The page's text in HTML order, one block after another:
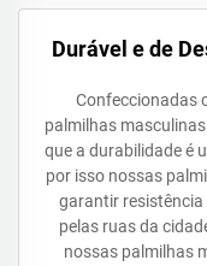
Durável e de
Confeccionadas
palmilhas
que a durabilidade é
por isso nossas
garantir resistência
pelas ruas da
nossas palmilhas